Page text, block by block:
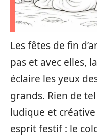
Les fêtes de fin
pas et avec elles,
éclaire les yeux
grands. Rien de
ludique et
esprit festif : le